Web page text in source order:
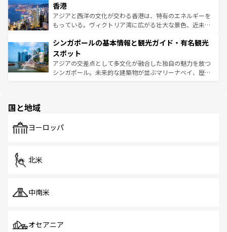
とつ。フォーやバインミー、ベトナムコーヒーなどは、ぜ
ひ現地で味わいたい。どの地域を訪れてもあたたかい人々
が旅行者を迎えてくれるので、きっと忘れられない旅にな
参照してほしい。
の活気が交差している。北部ではチェンマイなどの山岳地
帯で自然と触れ合い、南部ではプーケットやクラビの美し
いビーチでリゾート気分を楽しむことができる。タイ料理
激する。気候は一年中温暖で、どの季節にも異なる楽しみ
が待っている。親しみやすいタイの人々、仏教を中心とし
た文化、そして多様な観光資源が、訪れる旅人を魅了し続
ける。 なお、新着のタイ情報はコンテンツ一覧を参照して
香港
アジアと西洋の文化が交わる香港は、特有のエネルギーを
もっている。ヴィクトリア湾に広がる壮大な景色、近未来
み、どこを訪れても感動するはず。観光スポットが密集し
ており、効率よく見どころを回れるのも魅力。息をのむよ
うな絶景から文化的な体験まで、香港を存分に楽しみ尽く
そう。 なお、新着の香港情報はコンテンツ一覧を参照して
シンガポールの基本情報と観光ガイド・有名観光
スポット
アジアの交差点として多文化が融合した独自の魅力を放つ
シンガポール。未来的な建築物が並ぶマリーナベイ、歴史
で、ホーカーズは地元の風情を楽しめる外せないスポット
国と地域
ヨーロッパ
北米
中南米
オセアニア